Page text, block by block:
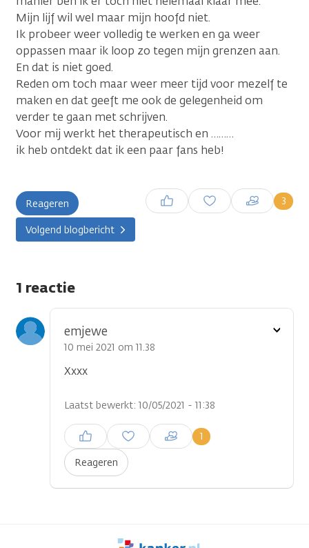
Mijn lijf wil wel maar mijn hoofd niet.
Ik probeer weer volledig te werken en ga weer
oppassen maar ik loop zo tegen mijn grenzen aan.
En dat is niet goed.
Reden om toch maar weer meer tijd voor mezelf te
maken en dat geeft me ook de gelegenheid om
verder te gaan met schrijven.
Voor mij werkt het therapeutisch en ………
ik heb ontdekt dat ik een paar fans heb!
Reageren 3
Inloggen om een reactie te
plaatsen
Volgend blogbericht
1 reactie
emjewe
10 mei 2021 om 11.38
Xxxx
Laatst bewerkt: 10/05/2021 - 11:38
Reageren
1
Inloggen om een reactie te
plaatsen
Toon